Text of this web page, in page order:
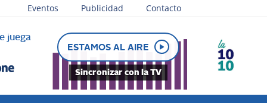
Eventos Publicidad Contacto
juega
ESTAMOS AL AIRE
Sincronizar con la TV